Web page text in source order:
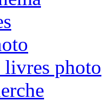
livres photo